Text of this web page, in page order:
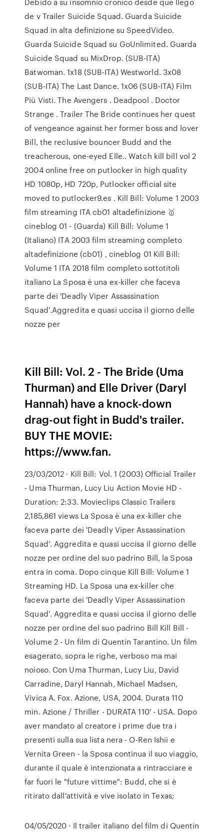
de v Trailer Suicide Squad. Guarda Suicide
Squad in alta definizione su SpeedVideo.
Guarda Suicide Squad su GoUnlimited. Guarda
Suicide Squad su MixDrop. (SUB-ITA)
Batwoman. 1x18 (SUB-ITA) Westworld. 3x08
(SUB-ITA) The Last Dance. 1x06 (SUB-ITA) Film
Più Visti. The Avengers . Deadpool . Doctor
Strange . Trailer The Bride continues her quest
of vengeance against her former boss and lover
Bill, the reclusive bouncer Budd and the
treacherous, one-eyed Elle.. Watch kill bill vol 2
2004 online free on putlocker in high quality
HD 1080p, HD 720p, Putlocker official site
moved to putlocker9.es . Kill Bill: Volume 1 2003
film streaming ITA cb01 altadefinizione 🥇
cineblog 01 - (Guarda) Kill Bill: Volume 1
(Italiano) ITA 2003 film streaming completo
altadefinizione (cb01) , cineblog 01 Kill Bill:
Volume 1 ITA 2018 film completo sottotitoli
italiano La Sposa è una ex-killer che faceva
parte dei 'Deadly Viper Assassination
Squad'.Aggredita e quasi uccisa il giorno delle
nozze per
Kill Bill: Vol. 2 - The Bride (Uma
Thurman) and Elle Driver (Daryl
Hannah) have a knock-down
drag-out fight in Budd's trailer.
BUY THE MOVIE:
https://www.fan.
23/03/2012 · Kill Bill: Vol. 1 (2003) Official Trailer
- Uma Thurman, Lucy Liu Action Movie HD -
Duration: 2:33. Movieclips Classic Trailers
2,185,861 views La Sposa è una ex-killer che
faceva parte dei 'Deadly Viper Assassination
Squad'. Aggredita e quasi uccisa il giorno delle
nozze per ordine del suo padrino Bill, la Sposa
entra in coma. Dopo cinque Kill Bill: Volume 1
Streaming HD. La Sposa una ex-killer che
faceva parte dei 'Deadly Viper Assassination
Squad'. Aggredita e quasi uccisa il giorno delle
nozze per ordine del suo padrino Bill Kill Bill -
Volume 2 - Un film di Quentin Tarantino. Un film
esagerato, sopra le righe, verboso ma mai
noioso. Con Uma Thurman, Lucy Liu, David
Carradine, Daryl Hannah, Michael Madsen,
Vivica A. Fox. Azione, USA, 2004. Durata 110
min. Azione / Thriller - DURATA 110′ - USA. Dopo
aver mandato al creatore i prime due tra i
presenti sulla sua lista nera - O-Ren Ishii e
Vernita Green - la Sposa continua il suo viaggio,
durante il quale è intenzionata a rintracciare e
far fuori le "future vittime": Budd, che si è
ritirato dall'attività e vive isolato in Texas;
04/05/2020 · Il trailer italiano del film di Quentin